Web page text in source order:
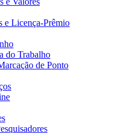
e Licença-Prêmio
do Trabalho
de Ponto